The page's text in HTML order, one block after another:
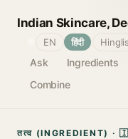
Indian Skincare,
Ask Ingredients
Combine
EN हिंदी
तत्व (INGREDIENT) ·